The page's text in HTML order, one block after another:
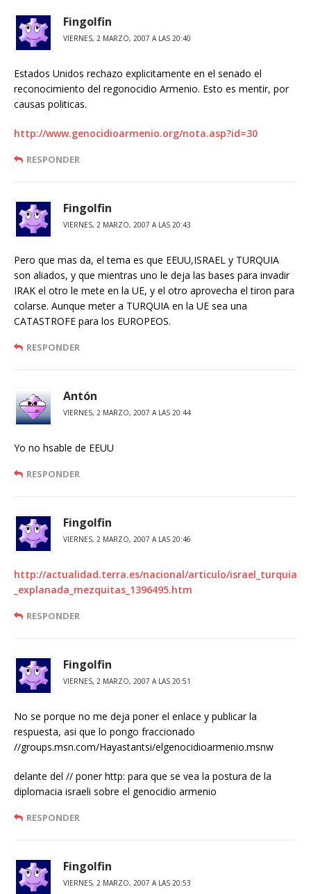
Fingolfin
VIERNES, 2 MARZO, 2007 A LAS 20:40
Estados Unidos rechazo explicitamente en el senado el
reconocimiento del regonocidio Armenio. Esto es mentir, por
causas politicas.
http://www.genocidioarmenio.org/nota.asp?id=30
RESPONDER
Fingolfin
VIERNES, 2 MARZO, 2007 A LAS 20:43
Pero que mas da, el tema es que EEUU,ISRAEL y TURQUIA
son aliados, y que mientras uno le deja las bases para invadir
IRAK el otro le mete en la UE, y el otro aprovecha el tiron para
colarse. Aunque meter a TURQUIA en la UE sea una
CATASTROFE para los EUROPEOS.
RESPONDER
Antón
VIERNES, 2 MARZO, 2007 A LAS 20:44
Yo no hsable de EEUU
RESPONDER
Fingolfin
VIERNES, 2 MARZO, 2007 A LAS 20:46
http://actualidad.terra.es/nacional/articulo/israel_turquia
_explanada_mezquitas_1396495.htm
RESPONDER
Fingolfin
VIERNES, 2 MARZO, 2007 A LAS 20:51
No se porque no me deja poner el enlace y publicar la
respuesta, asi que lo pongo fraccionado
//groups.msn.com/Hayastantsi/elgenocidioarmenio.msnw
delante del // poner http: para que se vea la postura de la
diplomacia israeli sobre el genocidio armenio
RESPONDER
Fingolfin
VIERNES, 2 MARZO, 2007 A LAS 20:53